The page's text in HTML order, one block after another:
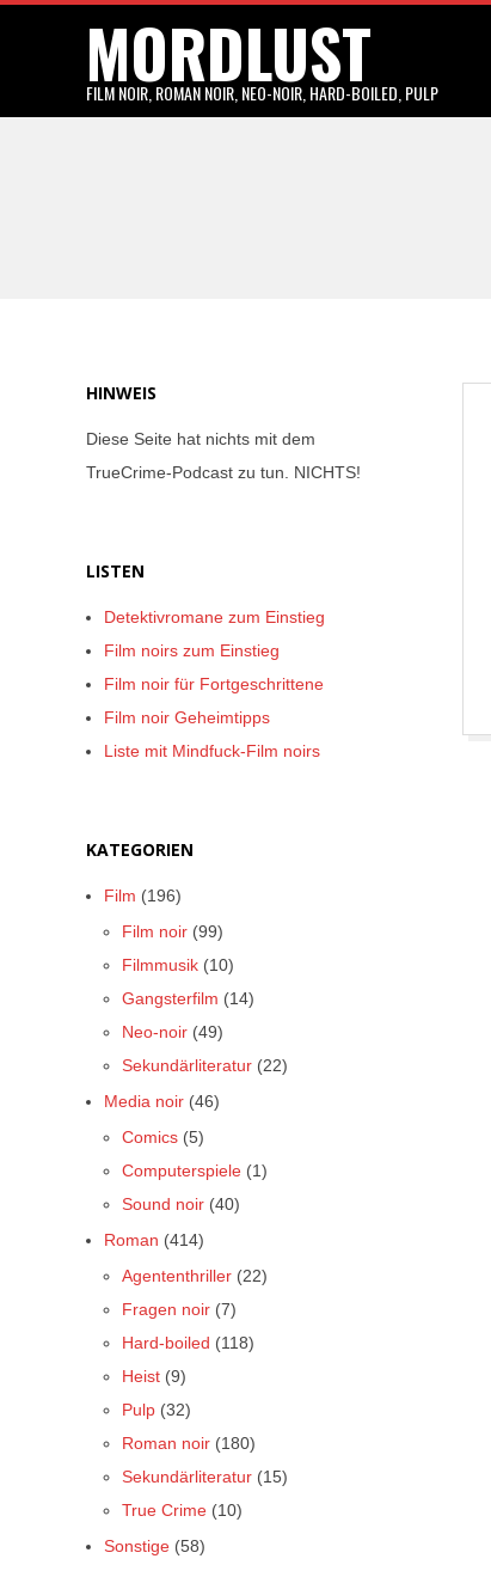
MORDLUST
FILM NOIR, ROMAN NOIR, NEO-NOIR, HARD-BOILED, PULP
HINWEIS
Diese Seite hat nichts mit dem
TrueCrime-Podcast zu tun. NICHTS!
LISTEN
Detektivromane zum Einstieg
Film noirs zum Einstieg
Film noir für Fortgeschrittene
Film noir Geheimtipps
Liste mit Mindfuck-Film noirs
KATEGORIEN
Film (196)
Film noir (99)
Filmmusik (10)
Gangsterfilm (14)
Neo-noir (49)
Sekundärliteratur (22)
Media noir (46)
Comics (5)
Computerspiele (1)
Sound noir (40)
Roman (414)
Agententhriller (22)
Fragen noir (7)
Hard-boiled (118)
Heist (9)
Pulp (32)
Roman noir (180)
Sekundärliteratur (15)
True Crime (10)
Sonstige (58)